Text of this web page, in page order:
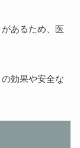
あるため、医
効果や安全な